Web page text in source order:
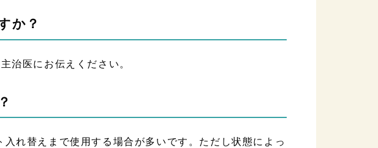
か？
治医にお伝えください。
れ替えまで使用する場合が多いです。ただし状態によっ